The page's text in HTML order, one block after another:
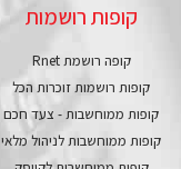
קופות רושמות
קופה רושמת Rnet
קופות רושמות זוכרות הכל
קופות ממוחשבות - צעד חכם
קופות ממוחשבות לניהול מלאי